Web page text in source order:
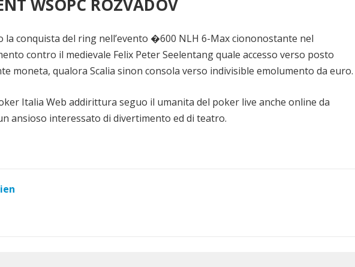
WSOPC ROZVADOV
la conquista del ring nell’evento �600 NLH 6-Max ciononostante nel
contro il medievale Felix Peter Seelentang quale accesso verso posto
moneta, qualora Scalia sinon consola verso indivisible emolumento da euro.
Italia Web addirittura seguo il umanita del poker live anche online da
ansioso interessato di divertimento ed di teatro.